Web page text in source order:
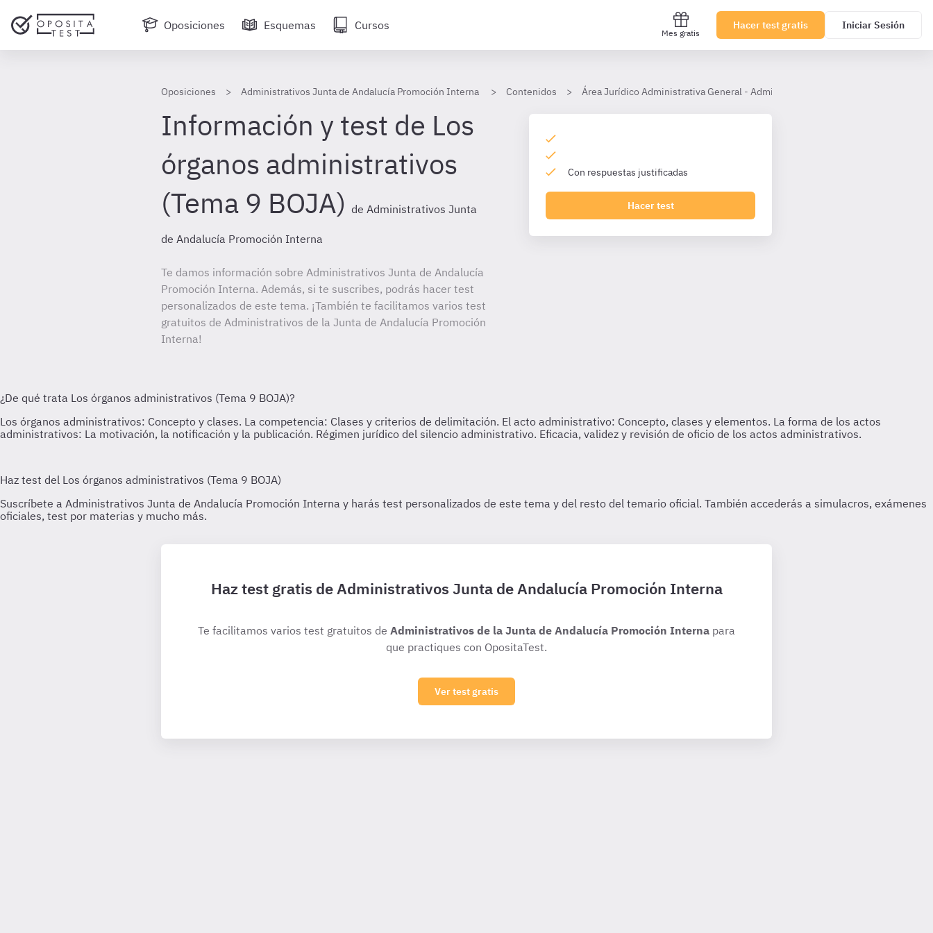
Oposiciones Esquemas Cursos
Mes gratis
Hacer test gratis Iniciar Sesión
Oposiciones Administrativos Junta de Andalucía Promoción Interna Contenidos Área Jurídico Administrativa General - Administrativos Junta Andalucía PI
Información y test de Los
órganos administrativos
(Tema 9 BOJA) de Administrativos Junta
de Andalucía Promoción Interna
Te damos información sobre Administrativos Junta de Andalucía
Promoción Interna. Además, si te suscribes, podrás hacer test
personalizados de este tema. ¡También te facilitamos varios test
gratuitos de Administrativos de la Junta de Andalucía Promoción
Interna!
Con respuestas justificadas
Hacer test
Haz test gratis de Administrativos Junta de Andalucía Promoción Interna
Te facilitamos varios test gratuitos de Administrativos de la Junta de Andalucía Promoción Interna para
que practiques con OpositaTest.
Ver test gratis